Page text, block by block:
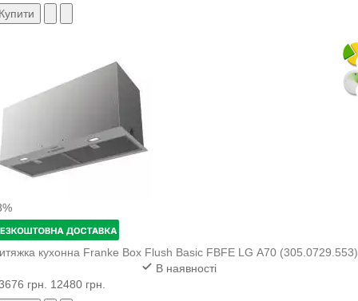
кухонна Franke Box Flush Basic FBFE LG A70 (305.0729.553)
В наявності
грн.
12480 грн.